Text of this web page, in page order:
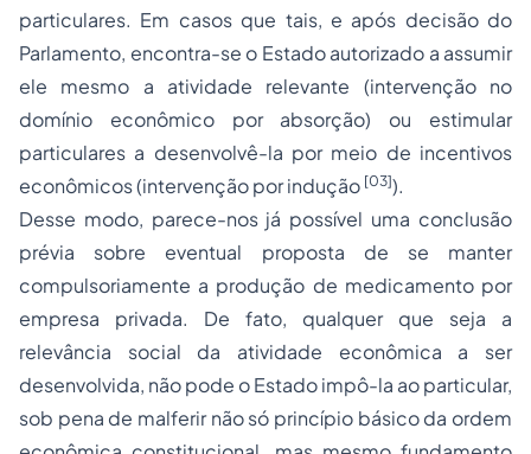
particulares. Em casos que tais, e após decisão do
Parlamento, encontra-se o Estado autorizado a assumir
ele mesmo a atividade relevante (intervenção no
domínio econômico por absorção) ou estimular
particulares a desenvolvê-la por meio de incentivos
econômicos (intervenção por indução [03]).
Desse modo, parece-nos já possível uma conclusão
prévia sobre eventual proposta de se manter
compulsoriamente a produção de medicamento por
empresa privada. De fato, qualquer que seja a
relevância social da atividade econômica a ser
desenvolvida, não pode o Estadoimpô-la ao particular,
sob pena de malferir não só princípio básico da ordem